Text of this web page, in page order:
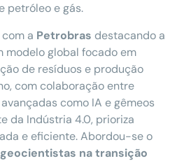
petróleo e gás.
a Petrobras destacando a
modelo global focado em
de resíduos e produção
com colaboração entre
como IA e gêmeos
da Indústria 4.0, prioriza
e eficiente. Abordou-se o
geocientistas na transição